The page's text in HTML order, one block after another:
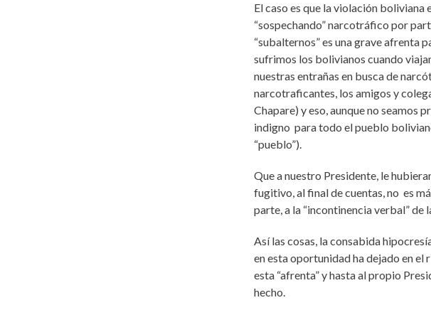
El caso es que la violación boliviana
“sospechando” narcotráfico por
“subalternos” es una grave afrenta
sufrimos los bolivianos cuando
nuestras entrañas en busca de
narcotraficantes, los amigos y
Chapare) y eso, aunque no seamos
indigno para todo el pueblo
“pueblo”).
Que a nuestro Presidente, le
fugitivo, al final de cuentas, no es
parte, a la “incontinencia verbal” de
Así las cosas, la consabida
en esta oportunidad ha dejado en el
esta “afrenta” y hasta al propio
hecho.